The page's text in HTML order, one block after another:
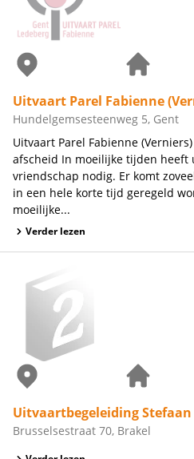
Uitvaart Parel Fabienne
Hundelgemsesteenweg 5, Gent
Uitvaart Parel Fabienne
afscheid In moeilijke tijden heeft
vriendschap nodig. Er komt
in een hele korte tijd geregeld
moeilijke...
Verder lezen
Uitvaartbegeleiding Stefaan
Brusselsestraat 70, Brakel